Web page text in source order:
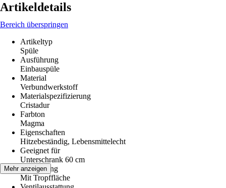
Artikeldetails
Bereich überspringen
Artikeltyp
Spüle
Ausführung
Einbauspüle
Material
Verbundwerkstoff
Materialspezifizierung
Cristadur
Farbton
Magma
Eigenschaften
Hitzebeständig, Lebensmittelecht
Geeignet für
Unterschrank 60 cm
Ausstattung
Mit Tropffläche
Mehr anzeigen